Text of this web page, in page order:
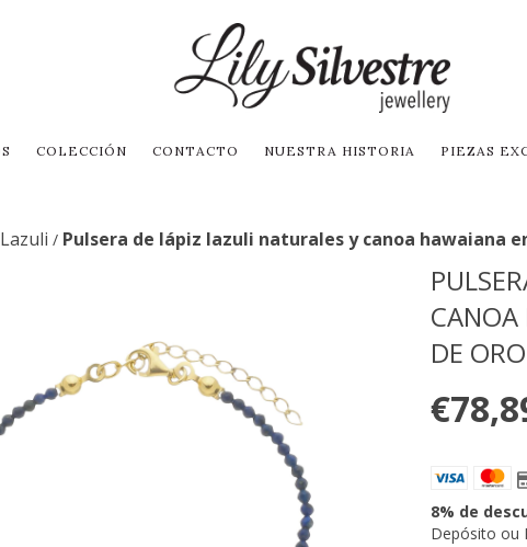
COLECCIÓN CONTACTO NUESTRA HISTORIA PIEZAS
/ Pulsera de lápiz lazuli naturales y canoa hawaiana
DE
8% de
Depósito ou